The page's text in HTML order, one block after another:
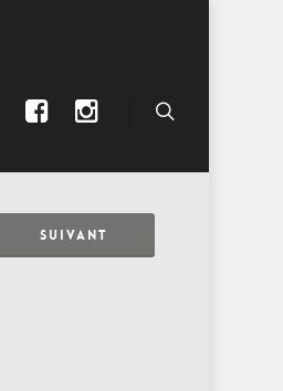
SUIVANT